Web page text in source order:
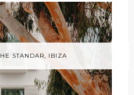
STANDAR, IBIZA